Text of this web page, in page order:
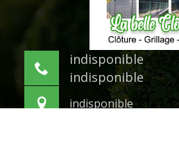
indisponible
indisponible
indisponible